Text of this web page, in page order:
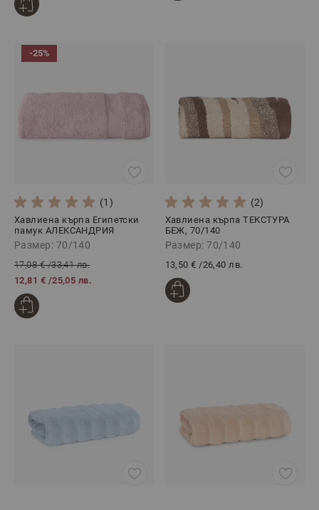
-25%
(1)
Хавлиена кърпа Египетски
памук АЛЕКСАНДРИЯ
РОЗОВО, 70/140
Размер: 70/140
17,08 €/33,41 лв.
12,81 € /25,05 лв.
(2)
Хавлиена кърпа ТЕКСТУРА
БЕЖ, 70/140
Размер: 70/140
13,50 € /26,40 лв.